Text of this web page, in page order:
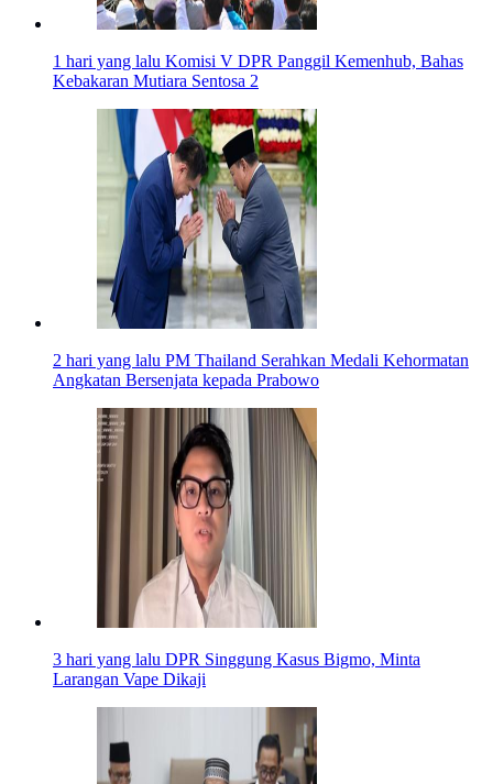
1 hari yang lalu Komisi V DPR Panggil Kemenhub, Bahas
Kebakaran Mutiara Sentosa 2
2 hari yang lalu PM Thailand Serahkan Medali Kehormatan
Angkatan Bersenjata kepada Prabowo
3 hari yang lalu DPR Singgung Kasus Bigmo, Minta
Larangan Vape Dikaji